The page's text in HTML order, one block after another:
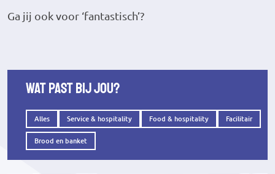
Ga jij ook voor ‘fantastisch’?
Wat past bij jou?
Alles Service & hospitality Food & hospitality Facilitair
Brood en banket